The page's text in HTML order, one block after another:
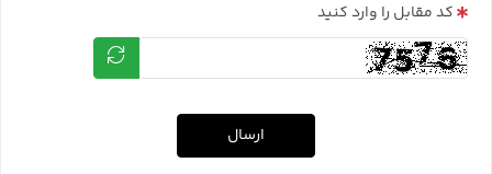
کد مقابل را وارد کنید
ارسال